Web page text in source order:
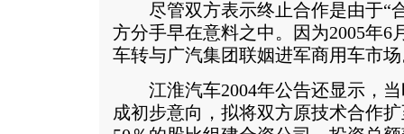
尽管双方表示终止合作是由于“
方分手早在意料之中。因为2005年6
车转与广汽集团联姻进军商用车市
江淮汽车2004年公告还显示，当
成初步意向，拟将双方原技术合作